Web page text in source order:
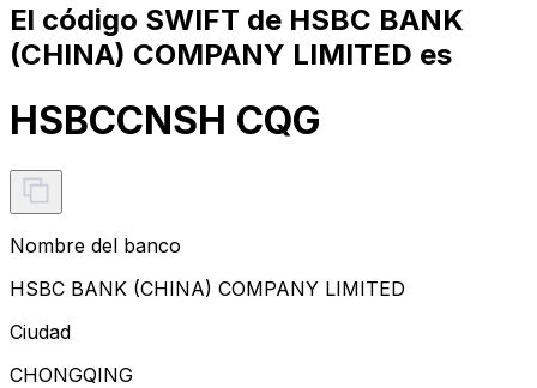
El código SWIFT de HSBC BANK
(CHINA) COMPANY LIMITED es
HSBCCNSH CQG
Nombre del banco
HSBC BANK (CHINA) COMPANY LIMITED
Ciudad
CHONGQING